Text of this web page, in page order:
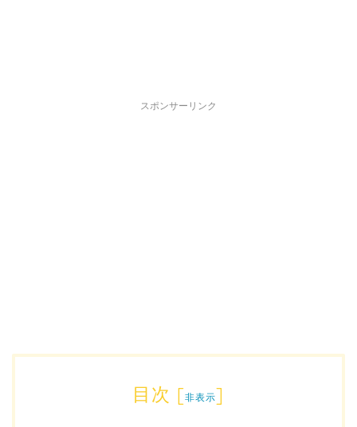
スポンサーリンク
目次 [非表示]